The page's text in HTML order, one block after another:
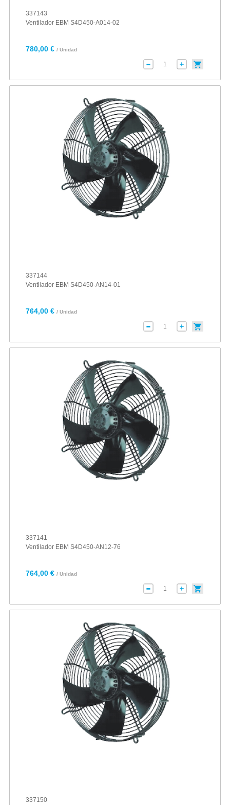
337143
Ventilador EBM S4D450-A014-02
780,00 € / Unidad
337144
Ventilador EBM S4D450-AN14-01
764,00 € / Unidad
337141
Ventilador EBM S4D450-AN12-76
764,00 € / Unidad
337150